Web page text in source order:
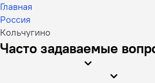
Главная
Россия
Кольчугино
Часто задаваемые